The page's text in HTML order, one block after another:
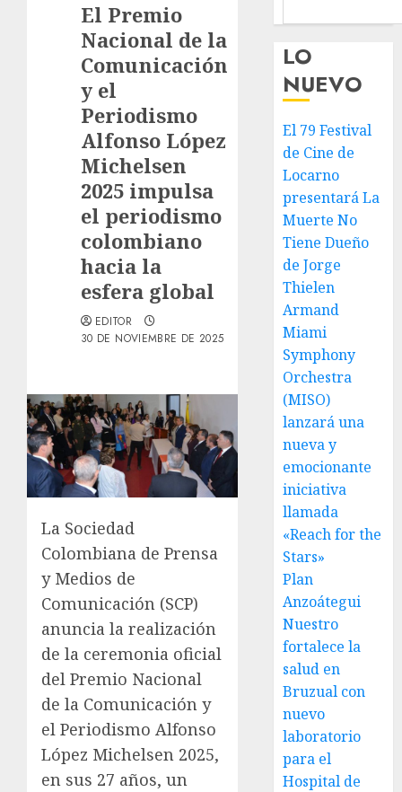
El Premio
Nacional de la
Comunicación
y el
Periodismo
Alfonso López
Michelsen
2025 impulsa
el periodismo
colombiano
hacia la
esfera global
EDITOR
30 DE NOVIEMBRE DE 2025
La Sociedad
Colombiana de Prensa
y Medios de
Comunicación (SCP)
anuncia la realización
de la ceremonia oficial
del Premio Nacional
de la Comunicación y
el Periodismo Alfonso
López Michelsen 2025,
en sus 27 años, un
LO
NUEVO
El 79 Festival
de Cine de
Locarno
presentará La
Muerte No
Tiene Dueño
de Jorge
Thielen
Armand
Miami
Symphony
Orchestra
(MISO)
lanzará una
nueva y
emocionante
iniciativa
llamada
«Reach for the
Stars»
Plan
Anzoátegui
Nuestro
fortalece la
salud en
Bruzual con
nuevo
laboratorio
para el
Hospital de